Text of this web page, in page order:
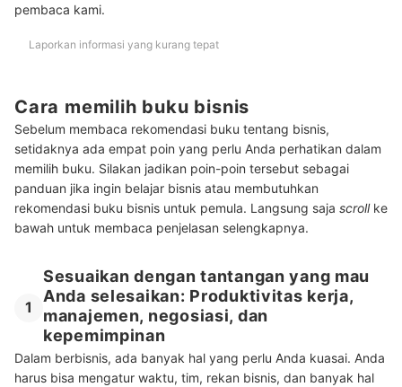
pembaca kami.
Laporkan informasi yang kurang tepat
Cara memilih buku bisnis
Sebelum membaca rekomendasi buku tentang bisnis,
setidaknya ada empat poin yang perlu Anda perhatikan dalam
memilih buku. Silakan jadikan poin-poin tersebut sebagai
panduan jika ingin belajar bisnis atau membutuhkan
rekomendasi buku bisnis untuk pemula. Langsung saja scrollke
bawah untuk membaca penjelasan selengkapnya.
1
Sesuaikan dengan tantangan yang mau
Anda selesaikan: Produktivitas kerja,
manajemen, negosiasi, dan
kepemimpinan
Dalam berbisnis, ada banyak hal yang perlu Anda kuasai. Anda
harus bisa mengatur waktu, tim, rekan bisnis, dan banyak hal